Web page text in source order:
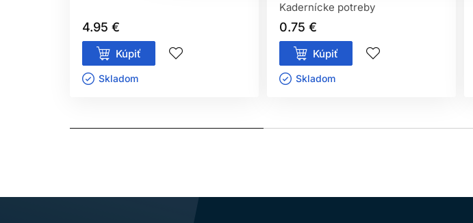
4.95 €
Kúpiť
Skladom ㅤ
Kadernícke potreby
0.75 €
Kúpiť
Skladom ㅤ